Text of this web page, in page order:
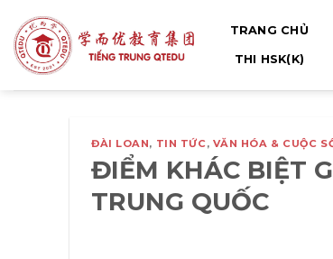
qua
nội
dung
TRANG CHỦ
THI HSK(K)
ĐÀI LOAN, TIN TỨC, VĂN HÓA & CUỘC
ĐIỂM KHÁC BIỆT
TRUNG QUỐC